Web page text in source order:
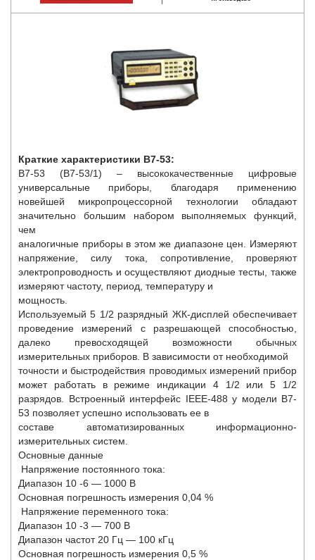
Краткие характеристики В7-53:
В7-53 (В7-53/1) – высококачественные цифровые
универсальные приборы, благодаря применению
новейшей микропроцессорной технологии обладают
значительно большим набором выполняемых функций,
чем
аналогичные приборы в этом же диапазоне цен. Измеряют
напряжение, силу тока, сопротивление, проверяют
электропроводность и осуществляют диодные тесты, также
измеряют частоту, период, температуру и
мощность.
Используемый 5 1/2 разрядный ЖК-дисплей обеспечивает
проведение измерений с разрешающей способностью,
далеко превосходящей возможности обычных
измерительных приборов. В зависимости от необходимой
точности и быстродействия проводимых измерений прибор
может работать в режиме индикации 4 1/2 или 5 1/2
разрядов. Встроенный интерфейс IEEE-488 у модели В7-
53 позволяет успешно использовать ее в
составе автоматизированных информационно-
измерительных систем.
Основные данные
Напряжение постоянного тока:
Диапазон 10 -6 — 1000 В
Основная погрешность измерения 0,04 %
Напряжение переменного тока:
Диапазон 10 -3 — 700 В
Диапазон частот 20 Гц — 100 кГц
Основная погрешность измерения 0,5 %